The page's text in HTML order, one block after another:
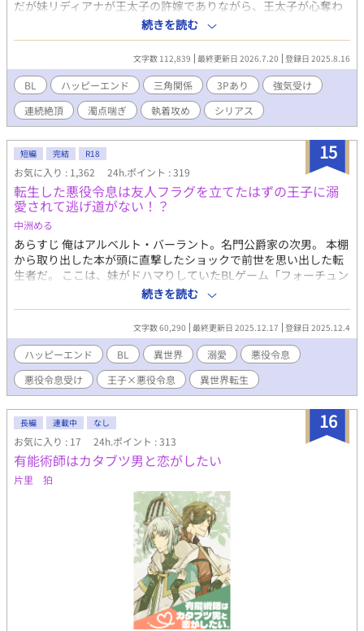
だが妹リディアナが王太子の許嫁でありながら、王太子が心奪わ
れたのは庶民の少女リーシャ・グレイヴェル。 嫉妬と憎悪が社交
界を揺るがす愚行へと繋がり、王宮での婚約破棄、王の御前での
一族追放へと至る。 混乱の只中、妹を庇おうとするレイモンドの
前に立ちはだかったのは、王国騎士団副団長にしてリーシャの異
母兄、ヴィンセント・グレイヴェル。 琥珀の瞳に嗜虐を宿した彼
は言う―― 「この才を捨てるは惜しい。ゆえに、我が手で飼い馴
らそう」 知略と支配欲を秘めた騎士と、没落した宰相家の天才青
年。 耽美と背徳の物語が、冷たい鎖と熱い口づけの中で幕を開け
る。 ＿＿＿ ※本作は旧版です。 ※旧版1~3巻をこちらにまとめま
した。 ※完全版とは展開・描写が一部異なります。
続きを読む
文字数 112,839 最終更新日 2026.7.20 登録日 2025.8.16
BL ハッピーエンド 三角関係 3Pあり
強気受け
連続絶頂
濁点喘ぎ 執着攻め シリアス
15
短編 完結 R18
お気に入り : 1,362 24h.ポイント : 319
転生した悪役令息は友人フラグを立てたはずの王子に溺
愛されて逃げ道がない！？
中洲める
あらすじ 俺はアルベルト・バーラント。名門公爵家の次男。 本棚
から取り出した本が頭に直撃したショックで前世を思い出した転
生者だ。 ここは、妹がドハマりしていたBLゲーム「フォーチュン
シード」の世界。 そして俺は、そのゲームで「断罪・国外追放
（＝実質死）」される悪役令息。 ゲームのアルベルトは一目惚れ
した第二王子ノワールに強引に婚約し、ヒロイン（男）に嫌がら
せしまくる最低最悪の悪役。 そして最後は華麗に破滅。 なんでそ
んなキャラに転生しちゃったの！？ だが、まだ慌てるような時間
じゃない。 記憶を取り戻したのは７歳。今ならまだ取り返しがつ
く。 巻き返しはできる！！ ……しかしゲームの知識は妹がプレイ
していた断片しか知らん。 フラグもイベントもなーんにもわから
ん！ フラグ回避は不可！ これは詰んだ！ でも、破滅は嫌だ！
ならばせめて、清く正しく誠実に生きていけばいい！ 悪役令息ル
ートなんか行くものか！ そうやって清く正しく生きてきた。 それ
なのに、気づけば友人として仲良くなったはずの第二王子ノワー
ルは、何故か俺に向かって愛情と独占欲を爆上げしている。 なぜ
だ！ おまえには、ヒロイン（男）がいるだろう！？ 溺愛第二王子
×転生悪役令息。 運命のはずがバグり散らかす、破滅回避ラブ
（？）コメディ開幕！ R18は後半。 性描写あり＊ついてます。 ム
ーンライトにも同時掲載 ※転載・AI取り込み禁止※
続きを読む
文字数 60,290 最終更新日 2025.12.17 登録日 2025.12.4
ハッピーエンド BL 異世界 溺愛
悪役令息
悪役令息受け
王子×悪役令息 異世界転生
16
長編 連載中 なし
お気に入り : 17 24h.ポイント : 313
有能術師はカタブツ男と恋がしたい
片里 狛